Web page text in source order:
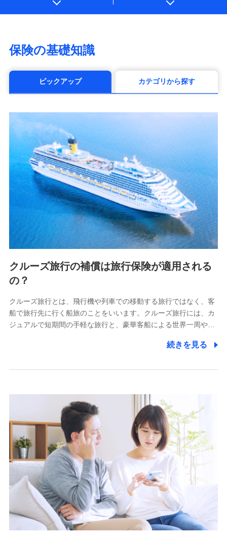
保険の基礎知識
ピックアップ カテゴリから探す
クルーズ旅行の補償は旅行保険が適用される
の？
クルーズ旅行とは、飛行機や列車での移動する旅行ではなく、客
船で旅行先に行く船旅のことをいいます。クルーズ旅行には、カ
ジュアルで短期間の手軽な旅行と、豪華客船による世界一周や…
続きを見る